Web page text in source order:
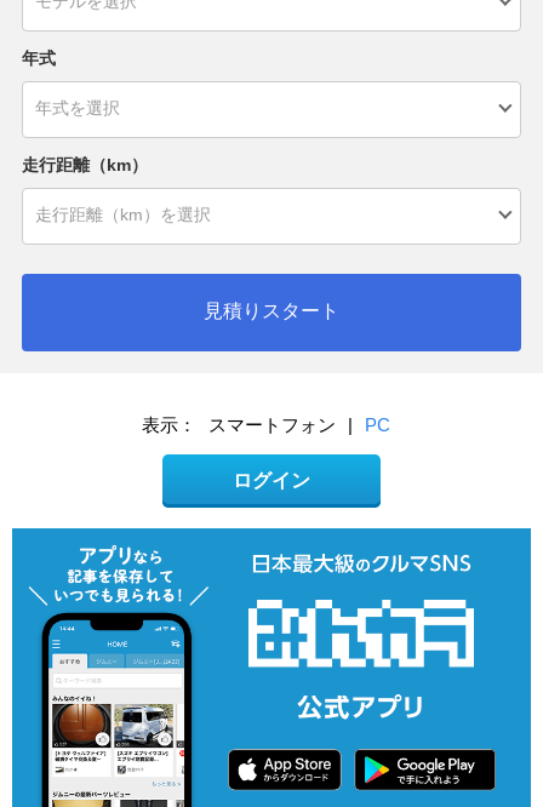
年式
走行距離（km）
見積りスタート
表示： スマートフォン | PC
ログイン